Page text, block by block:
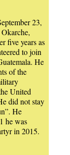
23,
five years as
to join
He
of the
United
did not stay
He
he was
in 2015.